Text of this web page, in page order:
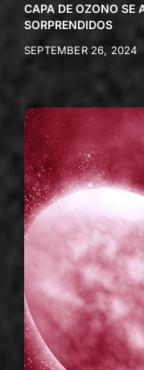
CAPA DE OZONO SE
SORPRENDIDOS
SEPTEMBER 26, 2024